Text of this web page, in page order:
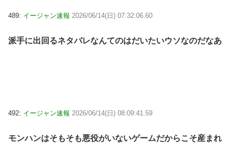
489: イージャン速報 2026/06/14(日) 07:32:06.60
派手に出回るネタバレなんてのはだいたいウソなのだなあ
492: イージャン速報 2026/06/14(日) 08:09:41.59
モンハンはそもそも悪役がいないゲームだからこそ産まれ